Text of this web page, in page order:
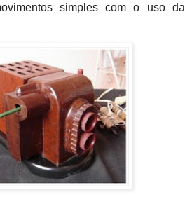
simples com o uso da